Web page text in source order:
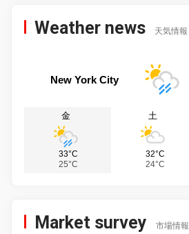
Weather news 天気情報
New York City
金
33°C
25°C
土
32°C
24°C
Market survey 市場情報